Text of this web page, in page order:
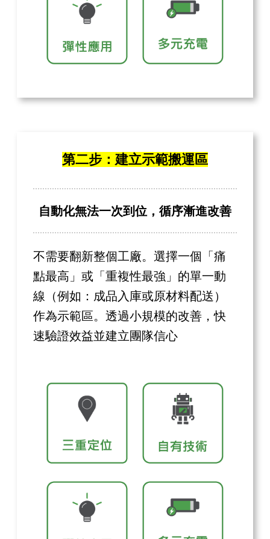
第二步：建立示範搬運區
自動化無法一次到位，循序漸進改善
不需要翻新整個工廠。選擇一個「痛
點最高」或「重複性最強」的單一動
線（例如：成品入庫或原材料配送）
作為示範區。透過小規模的改善，快
速驗證效益並建立團隊信心